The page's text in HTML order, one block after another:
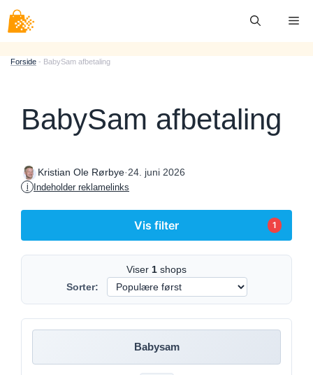
Hop
til
Forside - BabySam afbetaling
BabySam afbetaling
Kristian Ole Rørbye·24. juni 2026
i Indeholder reklamelinks
Vis filter 1
Viser 1 shops
Sorter:
Babysam